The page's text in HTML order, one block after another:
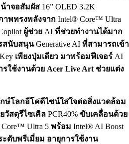
าจอสัมผัส 16” OLED 3.2K
าพทรงพลังจาก Intel® Core™ Ultra
ผู้ช่วย AI ที่ช่วยทำงานได้มาก
สนับสนุนGenerative AI ที่สามารถเข้า
เพียงปุ่มเดียว มาพร้อมฟีเจอร์ AI
ใช้งานด้วย Acer Live Art ช่วยแต่ง
กษ์โลกอีโค่ดีไซน์ใส่ใจต่อสิ่งแวดล้อม
วัสดุรีไซเคิล PCR40% ขับเคลื่อนด้วย
Ultra 5 พร้อม Intel® AI Boost
ดับพรีเมี่ยม อายุการใช้งาน